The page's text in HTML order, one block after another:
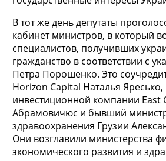
В тот же день депутаты
кабинет министров, в который
специалистов, получивших
гражданство в соответствии с
Петра Порошенко. Это
Horizon Capital Наталья Яресько,
инвестиционной компании East
Абрамовичюс и бывший
здравоохранения Грузии
Они возглавили министерства
экономического развития и